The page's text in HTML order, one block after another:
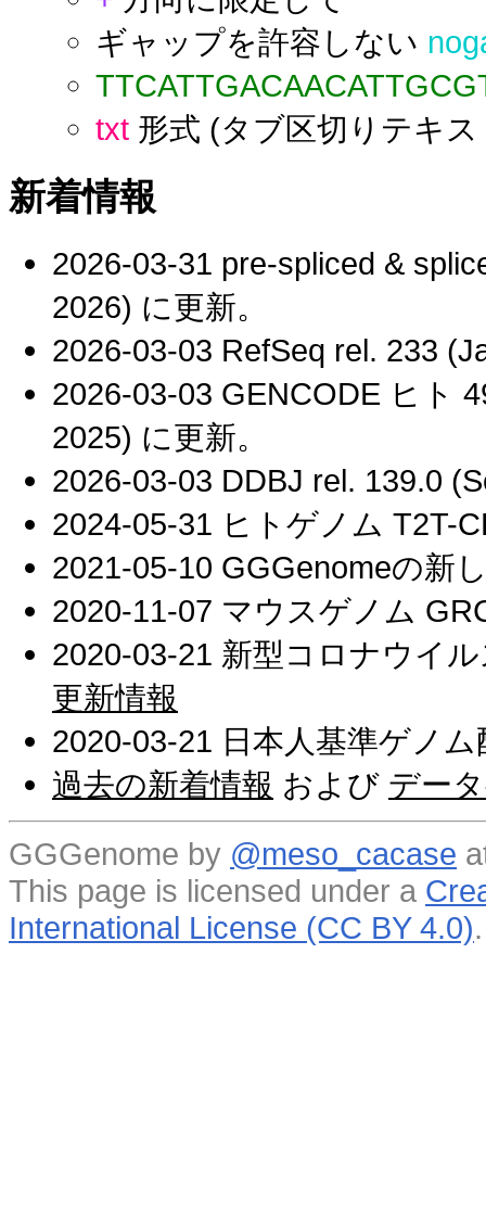
ギャップを許容しない
txt 形式 (タブ区切りテキ
新着情報
2026-03-31 pre-spliced &
2026) に更新。
2026-03-03 RefSeq rel. 233
2026-03-03 GENCODE ヒト
2025) に更新。
2026-03-03 DDBJ rel. 139.0
2024-05-31 ヒトゲノム T2T-
2021-05-10 GGGenomeの新
2020-11-07 マウスゲノム
2020-03-21 新型コロナウイ
更新情報
2020-03-21 日本人基準ゲノ
過去の新着情報 および デー
GGGenome by @meso_cacase
This page is licensed under a
International License (CC BY 4.0).